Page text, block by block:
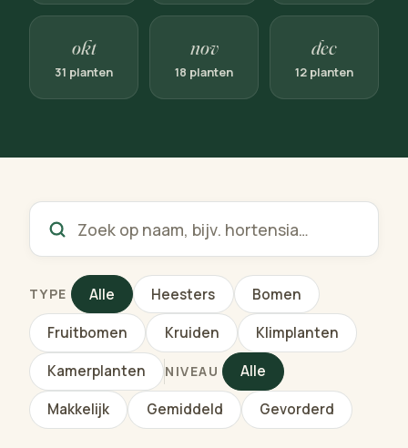
okt
31 planten
nov
18 planten
dec
12 planten
TYPE Alle Heesters Bomen
Fruitbomen Kruiden Klimplanten
Kamerplanten NIVEAU Alle
Makkelijk Gemiddeld Gevorderd